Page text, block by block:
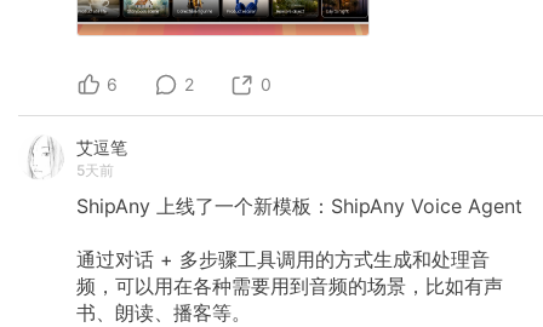
6 2 0
艾逗笔
5天前
ShipAny 上线了一个新模板：ShipAny Voice Agent
通过对话 + 多步骤工具调用的方式生成和处理音
频，可以用在各种需要用到音频的场景，比如有声
书、朗读、播客等。